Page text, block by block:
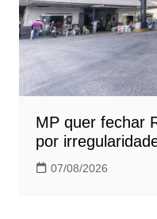
MP quer fechar
por
07/08/2026